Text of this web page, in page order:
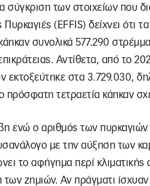
σύγκριση των στοιχείων που
Πυρκαγιές (EFFIS) δείχνει ότι
συνολικά 577.290
Αντίθετα, από το
εκτοξεύτηκε στα 3.729.030,
πρόσφατη τετραετία κάηκαν
ενώ ο αριθμός των
με την αύξηση των
το αφήγημα περί κλιματικής
των ζημιών. Αν πράγματι